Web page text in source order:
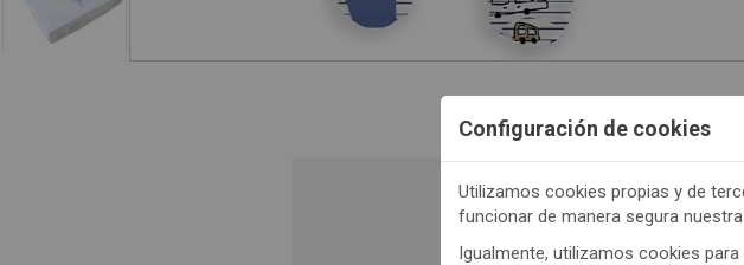
Registrateaquípara
Configuración de cookies
Utilizamos cookies propias y de
funcionar de manera segura
Igualmente, utilizamos cookies